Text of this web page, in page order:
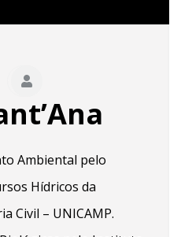
Ambiental pelo
Hídricos da
Civil – UNICAMP.